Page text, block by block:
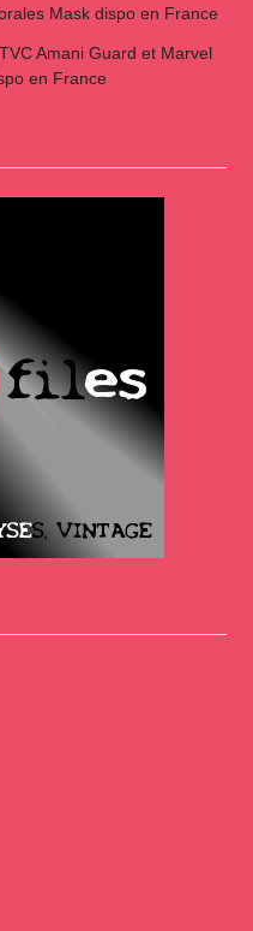
Mask dispo en France
Amani Guard et Marvel
en France